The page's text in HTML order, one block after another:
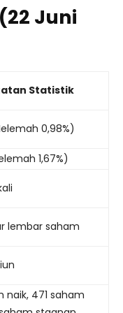
Juni
Statistik
0,98%)
1,67%)
lembar saham
naik, 471 saham